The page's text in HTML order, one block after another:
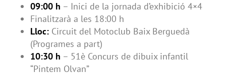
09:00 h – Inici de la jornada d’exhibició 4×4
Finalitzarà a les 18:00 h
Lloc: Circuit del Motoclub Baix Berguedà
(Programes a part)
10:30 h – 51è Concurs de dibuix infantil
“Pintem Olvan”